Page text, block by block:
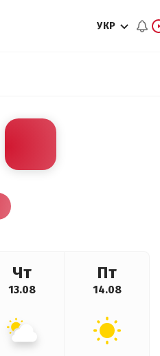
УКР
Чт
13.08
Пт
14.08